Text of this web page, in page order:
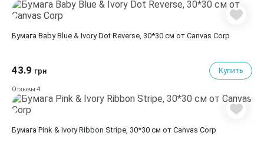
Бумага Baby Blue & Ivory Dot Reverse, 30*30 см от Canvas Corp
43.9 грн Купить
Отзывы 4
Бумага Pink & Ivory Ribbon Stripe, 30*30 см от Canvas Corp